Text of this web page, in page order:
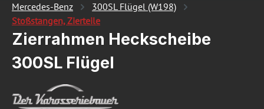
Mercedes-Benz
300SL Flügel (W198)
Stoßstangen, Zierteile
Zierrahmen Heckscheibe
300SL Flügel